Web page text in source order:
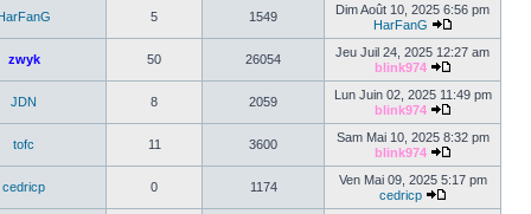
5 1549
Dim Août 10, 2025 6:56 pm
HarFanG
zwyk 50 26054
Jeu Juil 24, 2025 12:27 am
blink974
JDN 8 2059
Lun Juin 02, 2025 11:49 pm
blink974
tofc 11 3600
Sam Mai 10, 2025 8:32 pm
blink974
cedricp 0 1174
Ven Mai 09, 2025 5:17 pm
cedricp